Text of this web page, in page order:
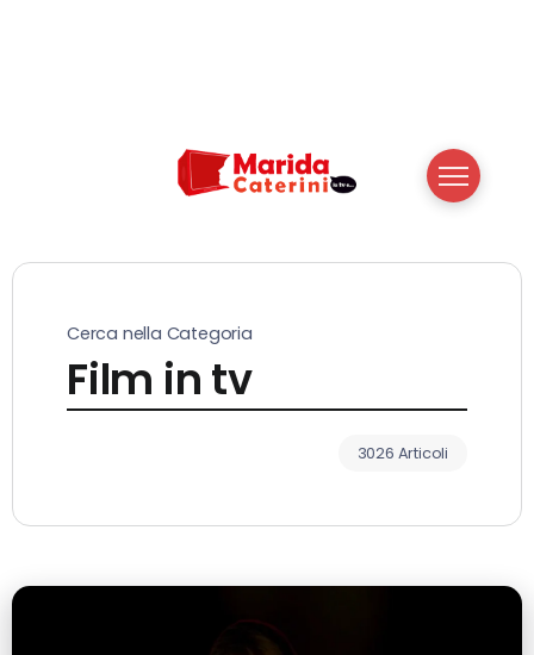
Cerca nella Categoria
Film in tv
3026 Articoli